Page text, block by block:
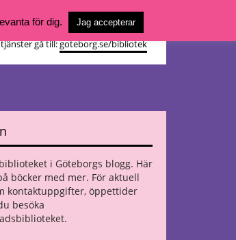
Vill du söka böcker, logga in på ditt
bibliotekskonto eller nå övriga
tjänster gå till:goteborg.se/bibliotek
i Göteborgs blogg. Här
böcker med mer. För aktuell
kontaktuppgifter, öppettider
besöka
.
för dig. Jag accepterar